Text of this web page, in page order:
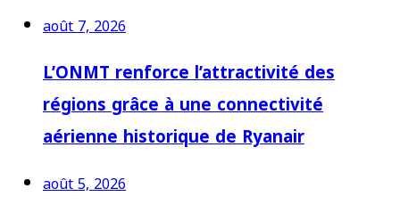
août 7, 2026
L’ONMT renforce l’attractivité des
régions grâce à une connectivité
aérienne historique de Ryanair
août 5, 2026